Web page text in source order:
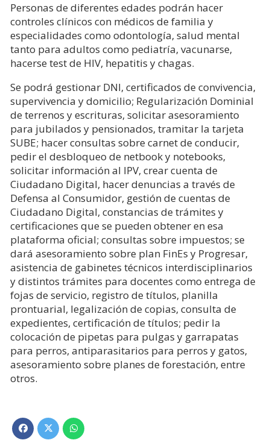
Personas de diferentes edades podrán hacer
controles clínicos con médicos de familia y
especialidades como odontología, salud mental
tanto para adultos como pediatría, vacunarse,
hacerse test de HIV, hepatitis y chagas.
Se podrá gestionar DNI, certificados de convivencia,
supervivencia y domicilio; Regularización Dominial
de terrenos y escrituras, solicitar asesoramiento
para jubilados y pensionados, tramitar la tarjeta
SUBE; hacer consultas sobre carnet de conducir,
pedir el desbloqueo de netbook y notebooks,
solicitar información al IPV, crear cuenta de
Ciudadano Digital, hacer denuncias a través de
Defensa al Consumidor, gestión de cuentas de
Ciudadano Digital, constancias de trámites y
certificaciones que se pueden obtener en esa
plataforma oficial; consultas sobre impuestos; se
dará asesoramiento sobre plan FinEs y Progresar,
asistencia de gabinetes técnicos interdisciplinarios
y distintos trámites para docentes como entrega de
fojas de servicio, registro de títulos, planilla
prontuarial, legalización de copias, consulta de
expedientes, certificación de títulos; pedir la
colocación de pipetas para pulgas y garrapatas
para perros, antiparasitarios para perros y gatos,
asesoramiento sobre planes de forestación, entre
otros.